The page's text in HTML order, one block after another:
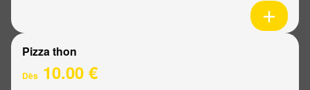
Pizza thon
Dès 10.00 €